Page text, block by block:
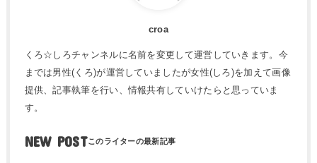
croa
くろ☆しろチャンネルに名前を変更して運営していきます。今
までは男性(くろ)が運営していましたが女性(しろ)を加えて画像
提供、記事執筆を行い、情報共有していけたらと思っていま
す。
NEW POST